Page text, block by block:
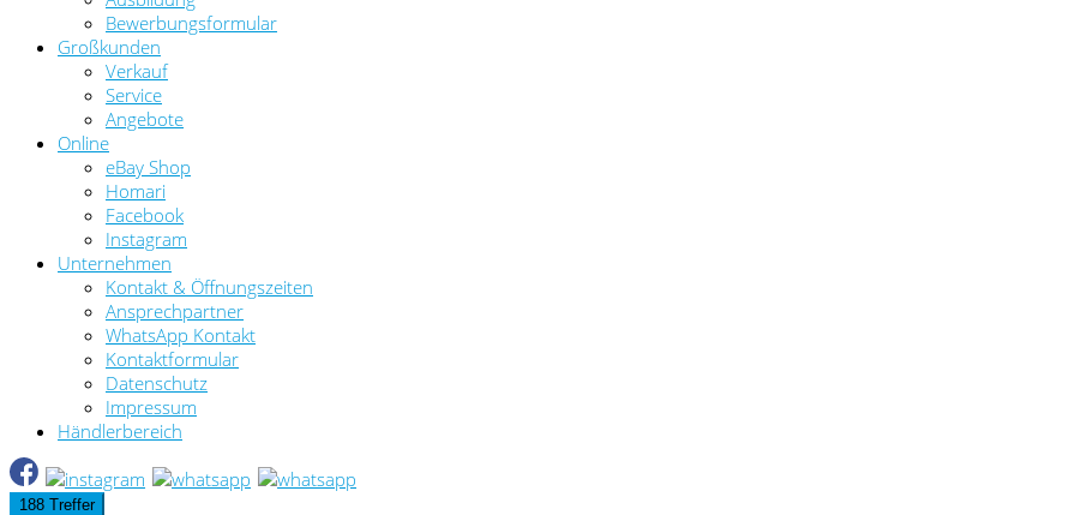
Bewerbungsformular
Großkunden
Verkauf
Service
Angebote
Online
eBay Shop
Homari
Facebook
Instagram
Unternehmen
Kontakt & Öffnungszeiten
Ansprechpartner
WhatsApp Kontakt
Kontaktformular
Datenschutz
Impressum
Händlerbereich
188 Treffer